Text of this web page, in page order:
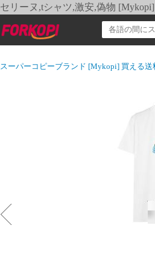
セリーヌ,tシャツ,激安,偽物
スーパーコピーブランド [Mykopi] 買える送